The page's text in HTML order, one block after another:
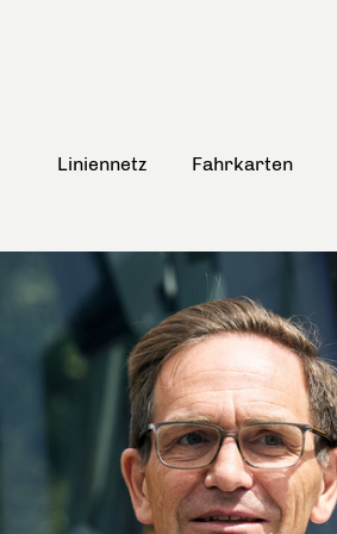
Liniennetz Fahrkarten